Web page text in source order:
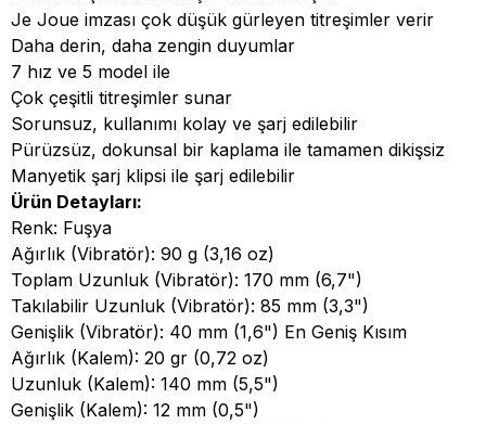
Je Joue imzası çok düşük gürleyen titreşimler verir
Daha derin, daha zengin duyumlar
7 hız ve 5 model ile
Çok çeşitli titreşimler sunar
Sorunsuz, kullanımı kolay ve şarj edilebilir
Pürüzsüz, dokunsal bir kaplama ile tamamen dikişsiz
Manyetik şarj klipsi ile şarj edilebilir
Ürün Detayları:
Renk: Fuşya
Ağırlık (Vibratör): 90 g (3,16 oz)
Toplam Uzunluk (Vibratör): 170 mm (6,7")
Takılabilir Uzunluk (Vibratör): 85 mm (3,3")
Genişlik (Vibratör): 40 mm (1,6") En Geniş Kısım
Ağırlık (Kalem): 20 gr (0,72 oz)
Uzunluk (Kalem): 140 mm (5,5")
Genişlik (Kalem): 12 mm (0,5")